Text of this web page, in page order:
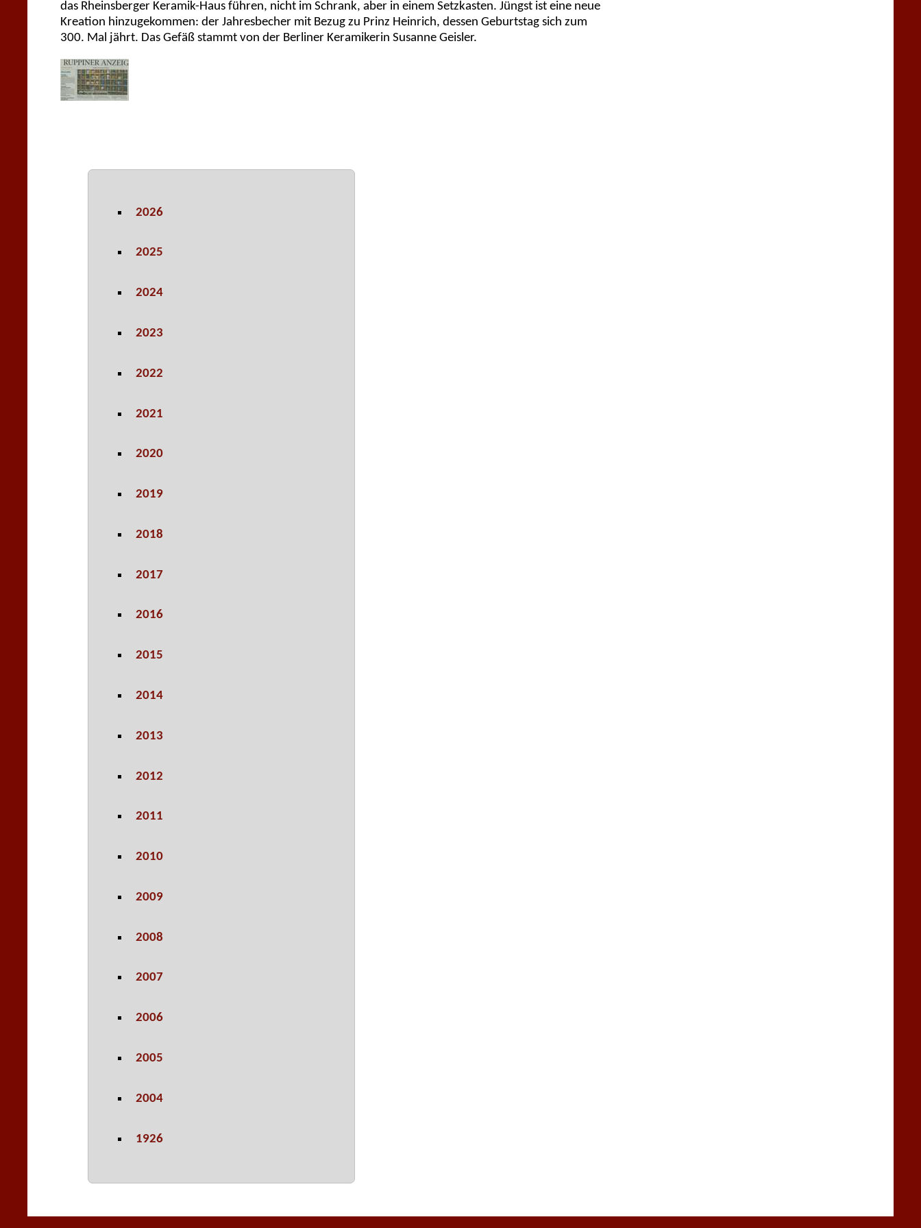
das Rheinsberger Keramik-Haus führen, nicht im Schrank, aber in einem Setzkasten. Jüngst ist eine neue
Kreation hinzugekommen: der Jahresbecher mit Bezug zu Prinz Heinrich, dessen Geburtstag sich zum
300. Mal jährt. Das Gefäß stammt von der Berliner Keramikerin Susanne Geisler.
2026
2025
2024
2023
2022
2021
2020
2019
2018
2017
2016
2015
2014
2013
2012
2011
2010
2009
2008
2007
2006
2005
2004
1926